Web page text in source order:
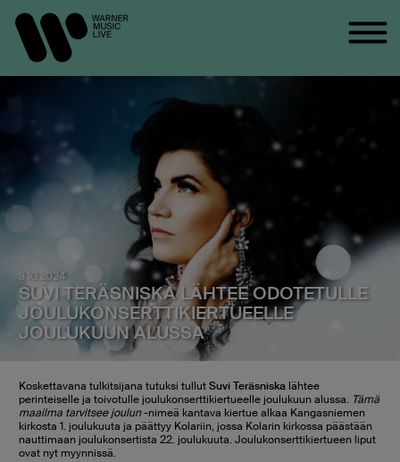
3.10.2024
SUVI TERÄSNISKA LÄHTEE ODOTETULLE
JOULUKONSERTTIKIERTUEELLE
JOULUKUUN ALUSSA
Koskettavana tulkitsijana tutuksi tullutSuvi Teräsniska lähtee
perinteiselle ja toivotulle joulukonserttikiertueelle joulukuun alussa. Tämä
maailma tarvitsee joulun-nimeä kantava kiertue alkaa Kangasniemen
kirkosta 1. joulukuuta ja päättyy Kolariin, jossa Kolarin kirkossa päästään
nauttimaan joulukonsertista 22. joulukuuta. Joulukonserttikiertueen liput
ovat nyt myynnissä.